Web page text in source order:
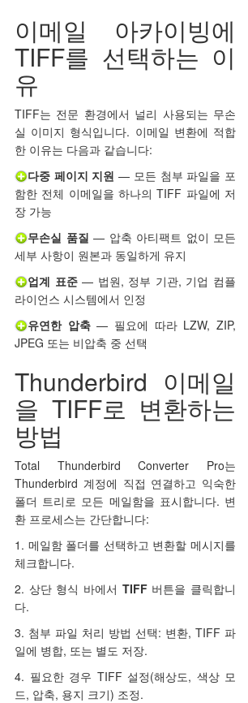
이메일 아카이빙에
TIFF를 선택하는 이
유
TIFF는 전문 환경에서 널리 사용되는 무손
실 이미지 형식입니다. 이메일 변환에 적합
한 이유는 다음과 같습니다:
다중 페이지 지원 — 모든 첨부 파일을 포
함한 전체 이메일을 하나의 TIFF 파일에 저
장 가능
무손실 품질 — 압축 아티팩트 없이 모든
세부 사항이 원본과 동일하게 유지
업계 표준— 법원, 정부 기관, 기업 컴플
라이언스 시스템에서 인정
유연한 압축— 필요에 따라 LZW, ZIP,
JPEG 또는 비압축 중 선택
Thunderbird 이메일
을 TIFF로 변환하는
방법
Total Thunderbird Converter Pro는
Thunderbird 계정에 직접 연결하고 익숙한
폴더 트리로 모든 메일함을 표시합니다. 변
환 프로세스는 간단합니다:
1. 메일함 폴더를 선택하고 변환할 메시지를
체크합니다.
2. 상단 형식 바에서 TIFF버튼을 클릭합니
다.
3. 첨부 파일 처리 방법 선택: 변환, TIFF 파
일에 병합, 또는 별도 저장.
4. 필요한 경우 TIFF 설정(해상도, 색상 모
드, 압축, 용지 크기) 조정.